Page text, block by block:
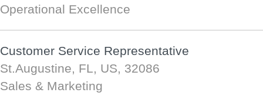
Operational Excellence
Customer Service Representative
St.Augustine, FL, US, 32086
Sales & Marketing